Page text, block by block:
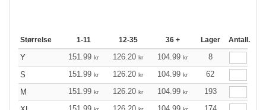
Størrelse 1-11 12-35 36 + Lager Antall.
Y 151.99 kr 126.20 kr 104.99 kr
8
S
151.99 kr 126.20 kr 104.99 kr
62
M
151.99 kr 126.20 kr 104.99 kr
193